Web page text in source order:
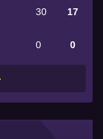
30 17
0 0